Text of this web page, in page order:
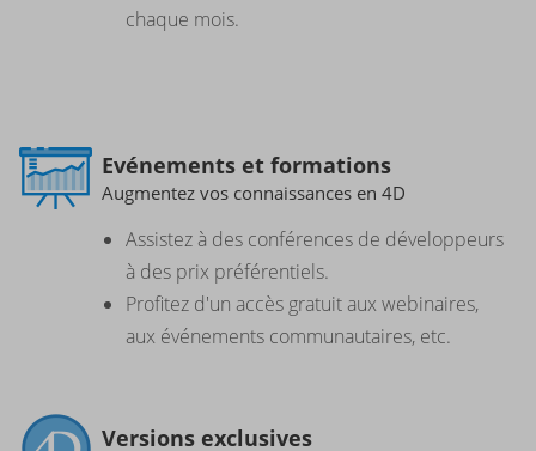
chaque mois.
Evénements et formations
Augmentez vos connaissances en 4D
Assistez à des conférences de développeurs
à des prix préférentiels.
Profitez d'un accès gratuit aux webinaires,
aux événements communautaires, etc.
Versions exclusives